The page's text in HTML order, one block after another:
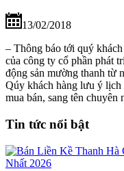
13/02/2018
– Thông báo tới quý
của công ty cổ phần phát
động sản mường thanh từ
Qúy khách hàng lưu ý lịch
mua bán, sang tên chuyên
Tin tức nổi bật